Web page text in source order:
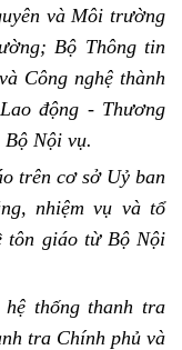
và Môi trường
Bộ Thông tin
Công nghệ thành
động - Thương
Nội vụ.
trên cơ sở Uỷ ban
nhiệm vụ và tổ
tôn giáo từ Bộ Nội
thống thanh tra
tra Chính phủ và